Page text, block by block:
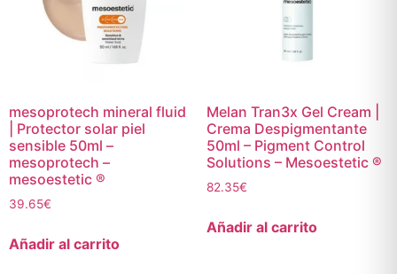
mesoprotech mineral fluid
| Protector solar piel
sensible 50ml –
mesoprotech –
mesoestetic ®
39.65€
Añadir al carrito
Melan Tran3x Gel Cream |
Crema Despigmentante
50ml – Pigment Control
Solutions – Mesoestetic ®
82.35€
Añadir al carrito